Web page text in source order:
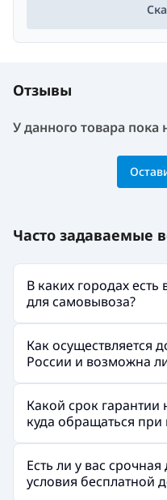
Отзывы
У данного товара пока
Часто задаваемые
В каких городах
для самовывоза?
Как осуществляется
России и возможна
Какой срок
куда обращаться
Есть ли у вас
условия бесплатной